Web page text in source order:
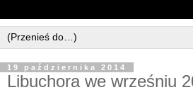
19 października 2014
Libuchora we wrześniu